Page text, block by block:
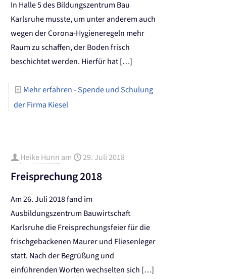
In Halle 5 des Bildungszentrum Bau
Karlsruhe musste, um unter anderem auch
wegen der Corona-Hygieneregeln mehr
Raum zu schaffen, der Boden frisch
beschichtet werden. Hierfür hat[…]
Mehr erfahren- Spende und Schulung
der Firma Kiesel
Heike Hunn am 29. Juli 2018
Freisprechung 2018
Am 26. Juli 2018 fand im
Ausbildungszentrum Bauwirtschaft
Karlsruhe die Freisprechungsfeier für die
frischgebackenen Maurer und Fliesenleger
statt. Nach der Begrüßung und
einführenden Worten wechselten sich […]